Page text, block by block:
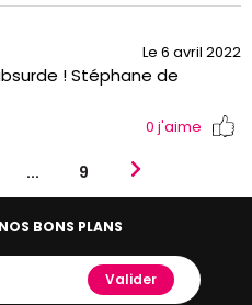
Le 6 avril 2022
! Stéphane de
0 j'aime
... 9
BONS PLANS
Valider